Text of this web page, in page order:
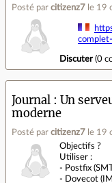
Posté par citizenz7 le 19
Discuter(0
Journal
Un
moderne
Posté par citizenz7 le 19
Objectifs ?
Utiliser :
- Postfix
- Dovecot